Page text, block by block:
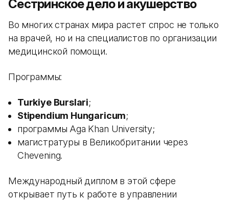
Сестринское дело и акушерство
Во многих странах мира растет спрос не только
на врачей, но и на специалистов по организации
медицинской помощи.
Программы:
Turkiye Burslari;
Stipendium Hungaricum;
программы Aga Khan University;
магистратуры в Великобритании через
Chevening.
Международный диплом в этой сфере
открывает путь к работе в управлении